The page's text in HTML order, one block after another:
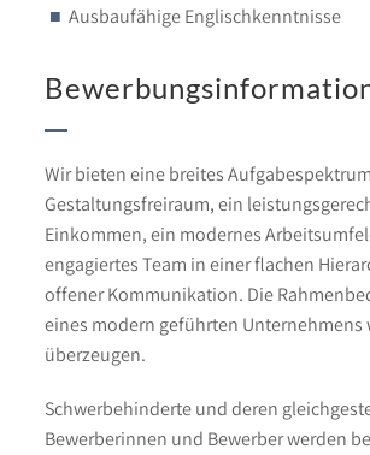
Ausbaufähige Englischkenntnisse
Wir bieten eine breites
Gestaltungsfreiraum, ein
Einkommen, ein modernes
engagiertes Team in einer flachen
offener Kommunikation. Die
eines modern geführten Unternehmens
überzeugen.
Schwerbehinderte und deren
Bewerberinnen und Bewerber werden